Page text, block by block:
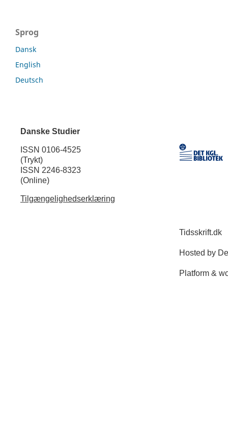
Sprog
Dansk
English
Deutsch
Danske Studier
ISSN 0106-4525
(Trykt)
ISSN 2246-8323
(Online)
Tilgængelighedserklæring